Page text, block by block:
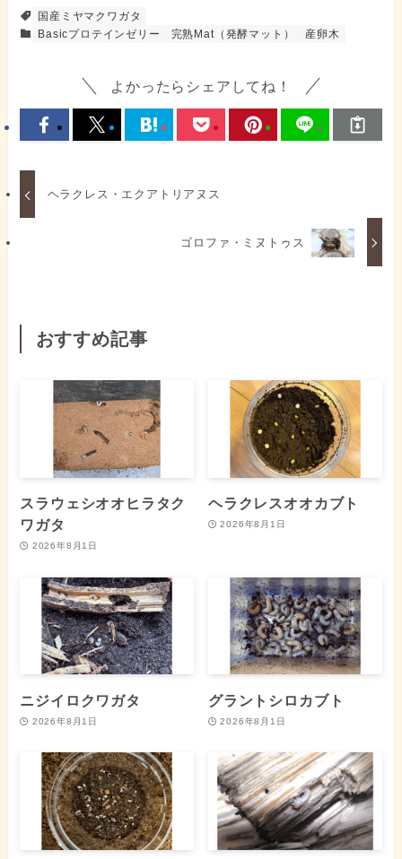
国産ミヤマクワガタ
Basicプロテインゼリー
完熟Mat（発酵マット） 産卵木
よかったらシェアしてね！
ヘラクレス・エクアトリアヌス
ゴロファ・ミヌトゥス
おすすめ記事
スラウェシオオヒラタク
ワガタ
2026年8月1日
ヘラクレスオオカブト
2026年8月1日
ニジイロクワガタ
2026年8月1日
グラントシロカブト
2026年8月1日